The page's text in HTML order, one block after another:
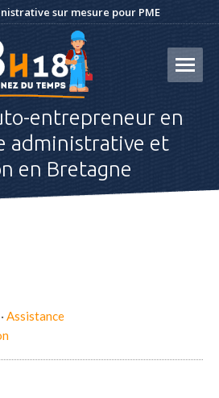
sur mesure pour PME
entrepreneur en
administrative et
en Bretagne
· Assistance